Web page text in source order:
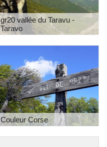
gr20 vallée du Taravu -
Taravo
Couleur Corse